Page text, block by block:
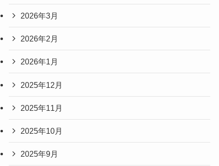
2026年3月
2026年2月
2026年1月
2025年12月
2025年11月
2025年10月
2025年9月